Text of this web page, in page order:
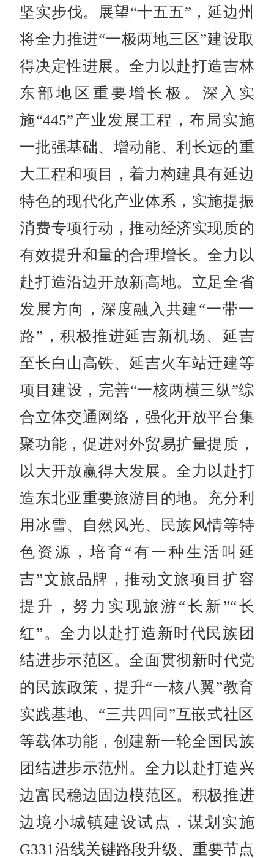
坚实步伐。展望“十五五”，延边州
将全力推进“一极两地三区”建设取
得决定性进展。全力以赴打造吉林
东部地区重要增长极。深入实
施“445”产业发展工程，布局实施
一批强基础、增动能、利长远的重
大工程和项目，着力构建具有延边
特色的现代化产业体系，实施提振
消费专项行动，推动经济实现质的
有效提升和量的合理增长。全力以
赴打造沿边开放新高地。立足全省
发展方向，深度融入共建“一带一
路”，积极推进延吉新机场、延吉
至长白山高铁、延吉火车站迁建等
项目建设，完善“一核两横三纵”综
合立体交通网络，强化开放平台集
聚功能，促进对外贸易扩量提质，
以大开放赢得大发展。全力以赴打
造东北亚重要旅游目的地。充分利
用冰雪、自然风光、民族风情等特
色资源，培育“有一种生活叫延
吉”文旅品牌，推动文旅项目扩容
提升，努力实现旅游“长新”“长
红”。全力以赴打造新时代民族团
结进步示范区。全面贯彻新时代党
的民族政策，提升“一核八翼”教育
实践基地、“三共四同”互嵌式社区
等载体功能，创建新一轮全国民族
团结进步示范州。全力以赴打造兴
边富民稳边固边模范区。积极推进
边境小城镇建设试点，谋划实施
G331沿线关键路段升级、重要节点